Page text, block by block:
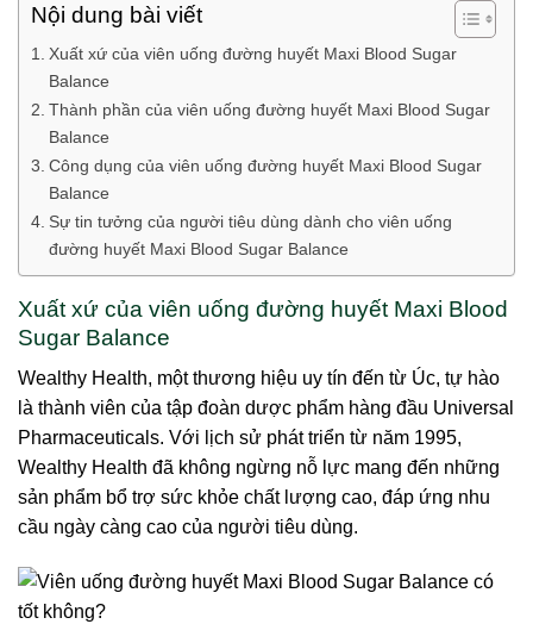
Nội dung bài viết
Xuất xứ của viên uống đường huyết Maxi Blood Sugar
Balance
Thành phần của viên uống đường huyết Maxi Blood Sugar
Balance
Công dụng của viên uống đường huyết Maxi Blood Sugar
Balance
Sự tin tưởng của người tiêu dùng dành cho viên uống
đường huyết Maxi Blood Sugar Balance
Xuất xứ của viên uống đường huyết Maxi Blood
Sugar Balance
Wealthy Health, một thương hiệu uy tín đến từ Úc, tự hào
là thành viên của tập đoàn dược phẩm hàng đầu Universal
Pharmaceuticals. Với lịch sử phát triển từ năm 1995,
Wealthy Health đã không ngừng nỗ lực mang đến những
sản phẩm bổ trợ sức khỏe chất lượng cao, đáp ứng nhu
cầu ngày càng cao của người tiêu dùng.